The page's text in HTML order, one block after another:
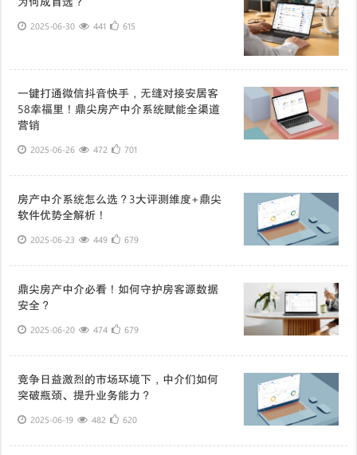
2025-06-30 441 615
一键打通微信抖音快手，无缝对接安居客
58幸福里！鼎尖房产中介系统赋能全渠道
营销
2025-06-26 472 701
房产中介系统怎么选？3大评测维度+鼎尖
软件优势全解析！
2025-06-23 449 679
鼎尖房产中介必看！如何守护房客源数据
安全？
2025-06-20 474 679
竞争日益激烈的市场环境下，中介们如何
突破瓶颈、提升业务能力？
2025-06-19 482 620